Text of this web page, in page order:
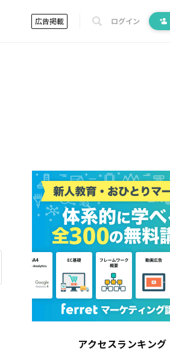
広告掲載 ログイン
アクセスランキング